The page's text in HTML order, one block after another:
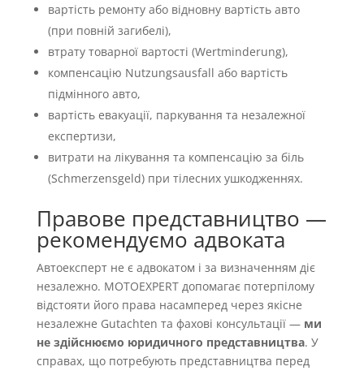
вартість ремонту або відновну вартість авто
(при повній загибелі),
втрату товарної вартості (Wertminderung),
компенсацію Nutzungsausfall або вартість
підмінного авто,
вартість евакуації, паркування та незалежної
експертизи,
витрати на лікування та компенсацію за біль
(Schmerzensgeld) при тілесних ушкодженнях.
Правове представництво —
рекомендуємо адвоката
Автоексперт не є адвокатом і за визначенням діє
незалежно. MOTOEXPERT допомагає потерпілому
відстояти його права насамперед через якісне
незалежне Gutachten та фахові консультації — ми
не здійснюємо юридичного представництва. У
справах, що потребують представництва перед